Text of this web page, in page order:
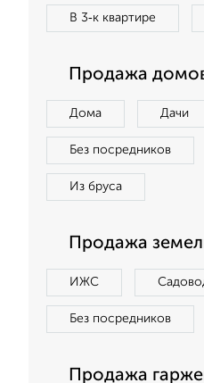
В 3‑к квартире
Продажа
Дома Дачи
Без посредников
Из бруса
Продажа
ИЖС
Без посредников
Продажа